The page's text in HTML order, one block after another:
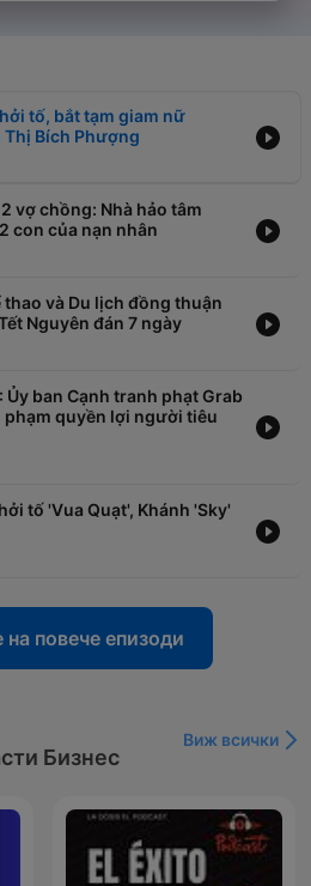
tố, bắt tạm giam nữ
Thị Bích Phượng
vợ chồng: Nhà hảo tâm
con của nạn nhân
thao và Du lịch đồng thuận
Nguyên đán 7 ngày
ban Cạnh tranh phạt Grab
phạm quyền lợi người tiêu
tố 'Vua Quạt', Khánh 'Sky'
на повече епизоди
Бизнес
Виж всички